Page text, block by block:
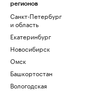
регионов
Санкт-Петербург
и область
Екатеринбург
Новосибирск
Омск
Башкортостан
Вологодская